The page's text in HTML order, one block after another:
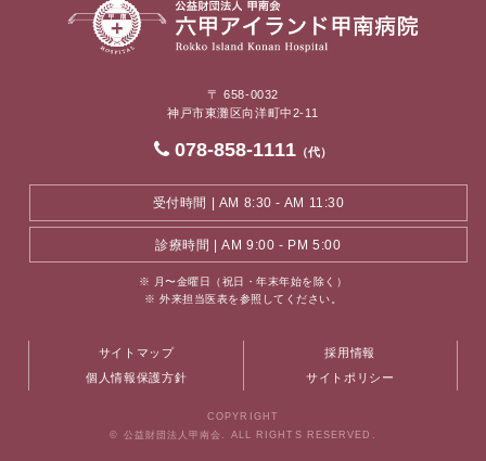
〒 658-0032
神戸市東灘区向洋町中2-11
078-858-1111 （代）
受付時間 | AM 8:30 - AM 11:30
診療時間 | AM 9:00 - PM 5:00
※ 月〜金曜日（祝日・年末年始を除く）
※ 外来担当医表を参照してください。
サイトマップ
採用情報
個人情報保護方針
サイトポリシー
COPYRIGHT
© 公益財団法人甲南会. ALL RIGHTS RESERVED.